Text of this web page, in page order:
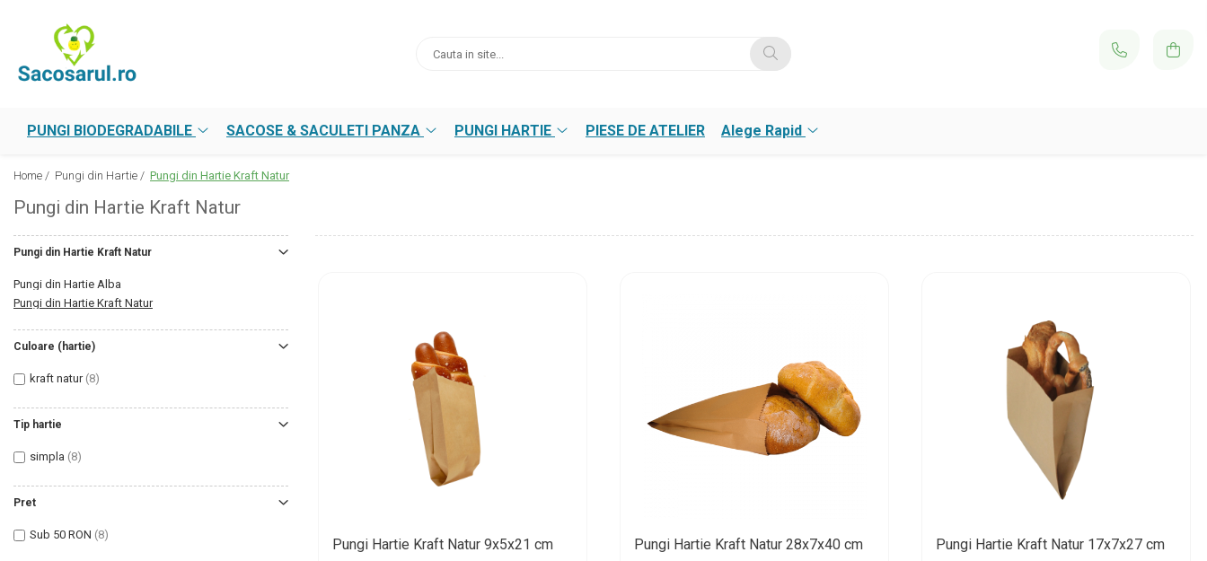
PUNGI BIODEGRADABILE
Pungi Model Farmacie
Pungi BIO Personalizate
Cere Oferta Personalizare
SACOSE & SACULETI PANZA
Rucsacuri Bumbac
Saculeti Iuta
Sacose Personalizate
PUNGI HARTIE
Pungi Kraft Natur
Alege Rapid
optiunea Eco-Smart
PUNGI BIODEGRADABILE SACOSE & SACULETI PANZA PUNGI HARTIE PIESE DE ATELIER Alege Rapid
Home / Pungi din Hartie / Pungi din Hartie Kraft Natur
Pungi din Hartie Kraft Natur
Pungi din Hartie Kraft Natur
Pungi din Hartie Alba
Pungi din Hartie Kraft Natur
Culoare (hartie)
kraft natur (8)
Tip hartie
simpla (8)
Pret
Sub 50 RON (8)
Pungi Hartie Kraft Natur 9x5x21 cm
Pungi Hartie Kraft Natur 28x7x40 cm
Pungi Hartie Kraft Natur 17x7x27 cm